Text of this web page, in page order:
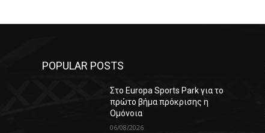
POPULAR POSTS
Στο Europa Sports Park για το
πρώτο βήμα πρόκρισης η
Ομόνοια
06/08/2026